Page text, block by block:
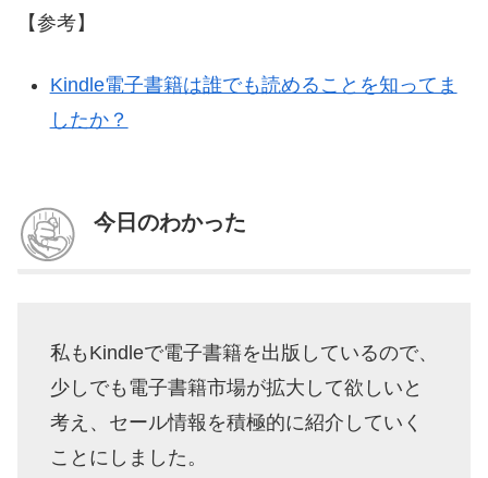
【参考】
Kindle電子書籍は誰でも読めることを知ってま
したか？
今日のわかった
私もKindleで電子書籍を出版しているので、
少しでも電子書籍市場が拡大して欲しいと
考え、セール情報を積極的に紹介していく
ことにしました。